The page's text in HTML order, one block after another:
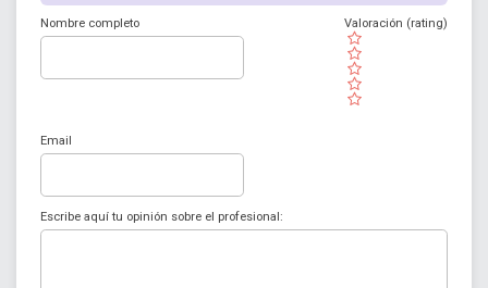
Nombre completo
( )
( )
( )
( )
( )
Valoración (rating)
Email
Escribe aquí tu opinión sobre el profesional: